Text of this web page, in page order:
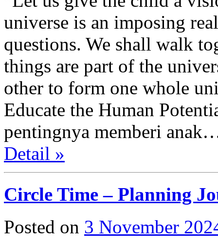
universe is an imposing
questions. We shall walk
things are part of the
other to form one whole
Educate the Human
pentingnya memberi
Detail »
Circle Time – Planning
Posted on 3 November